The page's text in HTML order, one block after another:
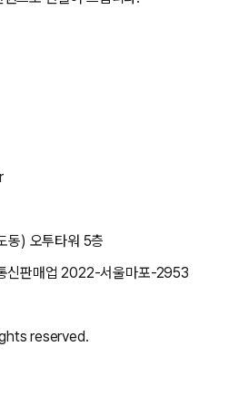
동) 오투타워 5층
신판매업2022-서울마포-2953
reserved.